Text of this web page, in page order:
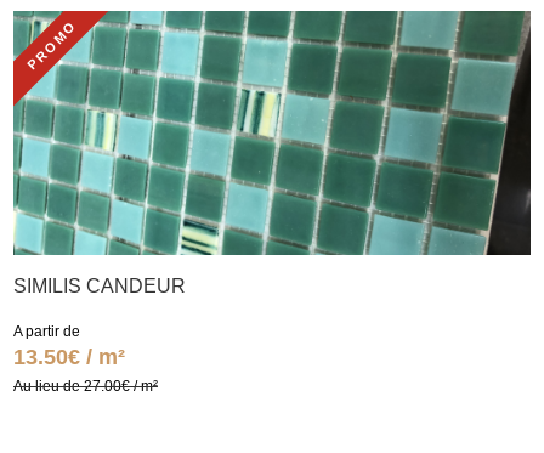
PROMO
SIMILIS CANDEUR
A partir de
13.50€ / m²
Au lieu de 27.00€ / m²